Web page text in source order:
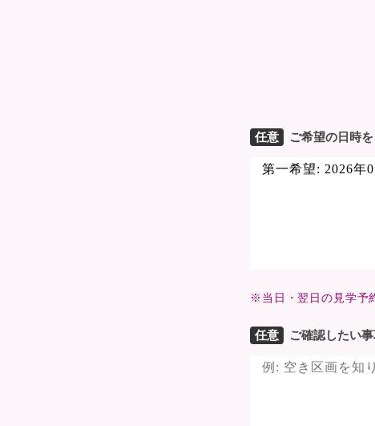
任意 ご希望の日時を
※当日・翌日の見学予
任意 ご確認したい